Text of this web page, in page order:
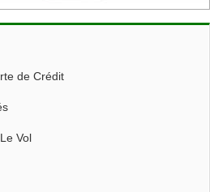
de Crédit
Vol